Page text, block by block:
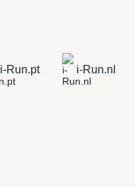
i-Run.pt i-Run.nl